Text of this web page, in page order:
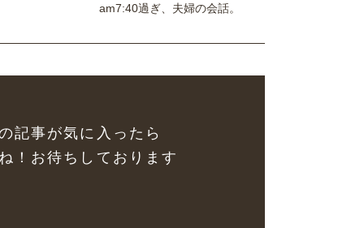
am7:40過ぎ、夫婦の会話。
記事が気に入ったら
！お待ちしております